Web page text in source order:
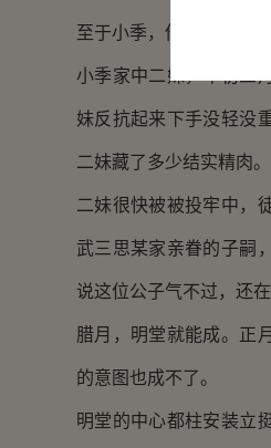
至于小季，他虽未明说
小季家中二妹，年初三
妹反抗起来下手没轻没
二妹藏了多少结实精肉。
二妹很快被被投牢中，
武三思某家亲眷的子嗣
说这位公子气不过，还
腊月，明堂就能成。正
的意图也成不了。
明堂的中心都柱安装立